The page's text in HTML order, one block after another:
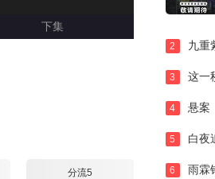
下集
分流5
2 九重
3 这一
4 悬案
5 白夜
6 雨霖